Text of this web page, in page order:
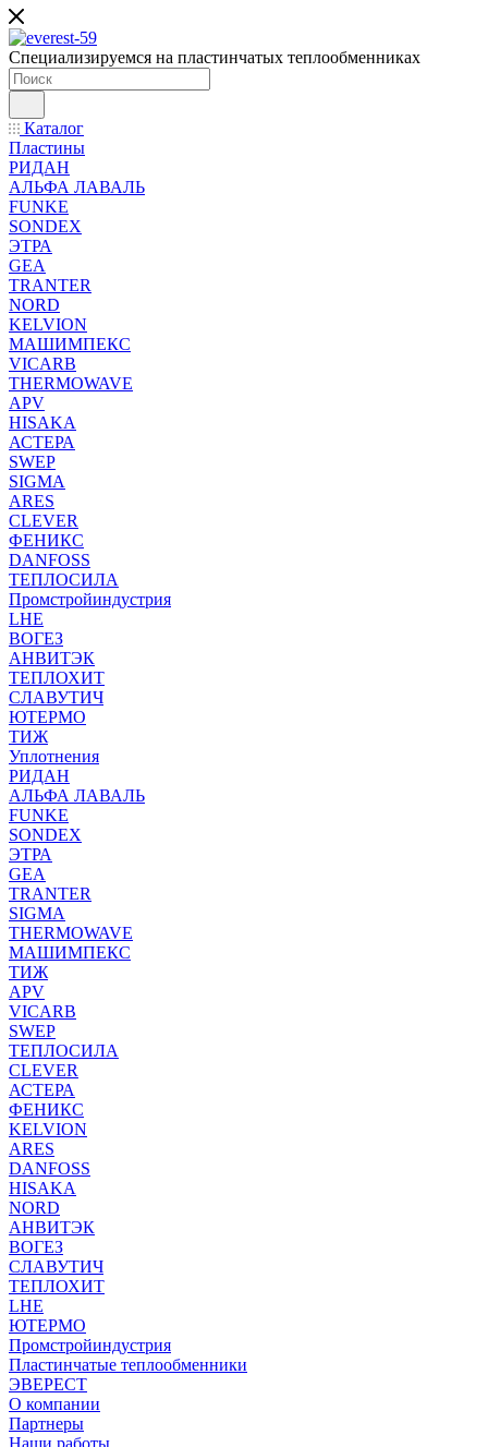
Специализируемся на пластинчатых теплообменниках
Каталог
Пластины
РИДАН
АЛЬФА ЛАВАЛЬ
FUNKE
SONDEX
ЭТРА
GEA
TRANTER
NORD
KELVION
МАШИМПЕКС
VICARB
THERMOWAVE
APV
HISAKA
АСТЕРА
SWEP
SIGMA
ARES
CLEVER
ФЕНИКС
DANFOSS
ТЕПЛОСИЛА
Промстройиндустрия
LHE
ВОГЕЗ
АНВИТЭК
ТЕПЛОХИТ
СЛАВУТИЧ
ЮТЕРМО
ТИЖ
Уплотнения
РИДАН
АЛЬФА ЛАВАЛЬ
FUNKE
SONDEX
ЭТРА
GEA
TRANTER
SIGMA
THERMOWAVE
МАШИМПЕКС
ТИЖ
APV
VICARB
SWEP
ТЕПЛОСИЛА
CLEVER
АСТЕРА
ФЕНИКС
KELVION
ARES
DANFOSS
HISAKA
NORD
АНВИТЭК
ВОГЕЗ
СЛАВУТИЧ
ТЕПЛОХИТ
LHE
ЮТЕРМО
Промстройиндустрия
Пластинчатые теплообменники
ЭВЕРЕСТ
О компании
Партнеры
Наши работы